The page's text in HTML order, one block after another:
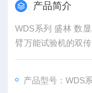
产品简介
WDS系列 盛林 数
臂万能试验机的双
程传感器（5kN/
串联，实现 “一台设
产品型号：WDS